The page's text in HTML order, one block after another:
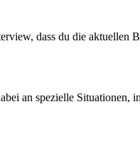
dass du die aktuellen
an spezielle